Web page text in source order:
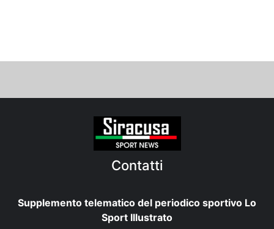
Contatti
Supplemento telematico del periodico sportivo Lo
Sport Illustrato